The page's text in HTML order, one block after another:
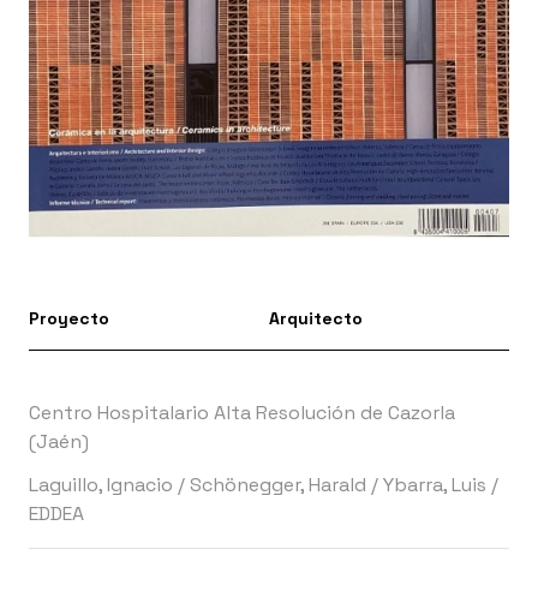
Proyecto Arquitecto
Centro Hospitalario Alta Resolución de Cazorla
(Jaén)
Laguillo, Ignacio / Schönegger, Harald /Ybarra, Luis /
EDDEA